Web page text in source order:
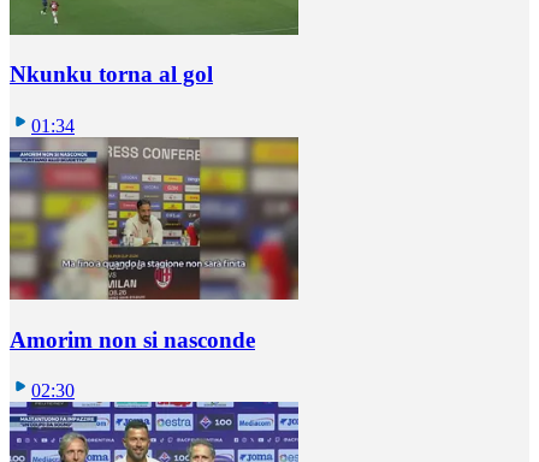
Nkunku torna al gol
01:34
Amorim non si nasconde
02:30